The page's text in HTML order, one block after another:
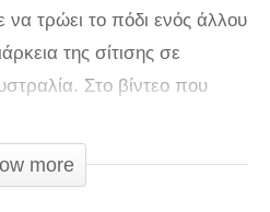
να τρώει το πόδι ενός άλλου
της σίτισης σε
Στο βίντεο που
κροκόδειλου και
του θανάτου» σαν να είναι
more